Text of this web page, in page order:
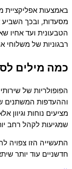
באמצעות אפליקציית
מסעדות, ובכך השביע
הטבעונית ועד אחיו
רבגוניות של משלוחי
כמה מילים
הפופולריות של
וההעדפות המשתנים
מציעים נוחות
שמגיעות לקהל רחב
התעשייה הזו צפויה
חדשניים עוד יותר